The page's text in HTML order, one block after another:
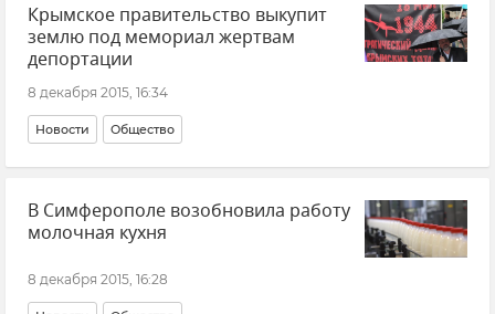
Крымское правительство выкупит
землю под мемориал жертвам
депортации
8 декабря 2015, 16:34
Новости Общество
В Симферополе возобновила работу
молочная кухня
8 декабря 2015, 16:28